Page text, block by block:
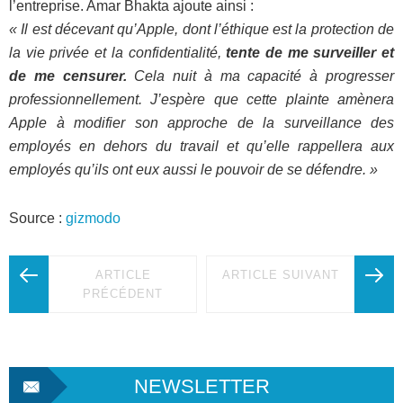
l’entreprise. Amar Bhakta ajoute ainsi :
« Il est décevant qu’Apple, dont l’éthique est la protection de
la vie privée et la confidentialité, tente de me surveiller et
de me censurer. Cela nuit à ma capacité à progresser
professionnellement. J’espère que cette plainte amènera
Apple à modifier son approche de la surveillance des
employés en dehors du travail et qu’elle rappellera aux
employés qu’ils ont eux aussi le pouvoir de se défendre. »
Source : gizmodo
ARTICLE
PRÉCÉDENT
ARTICLE SUIVANT
NEWSLETTER